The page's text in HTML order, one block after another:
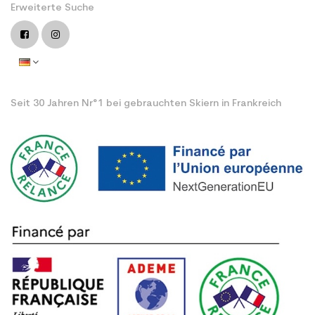
Erweiterte Suche
Seit 30 Jahren Nr°1 bei gebrauchten Skiern in Frankreich